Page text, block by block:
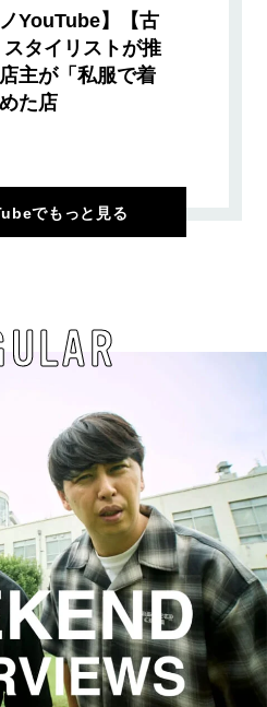
YouTube】【古
タイリストが推
主が「私服で着
た店
でもっと見る